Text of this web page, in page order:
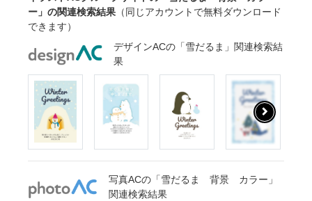
ー」の関連検索結果 （同じアカウントで無料ダウンロード
できます）
デザインACの「雪だるま」関連検索結
果
写真ACの「雪だるま 背景 カラー」
関連検索結果